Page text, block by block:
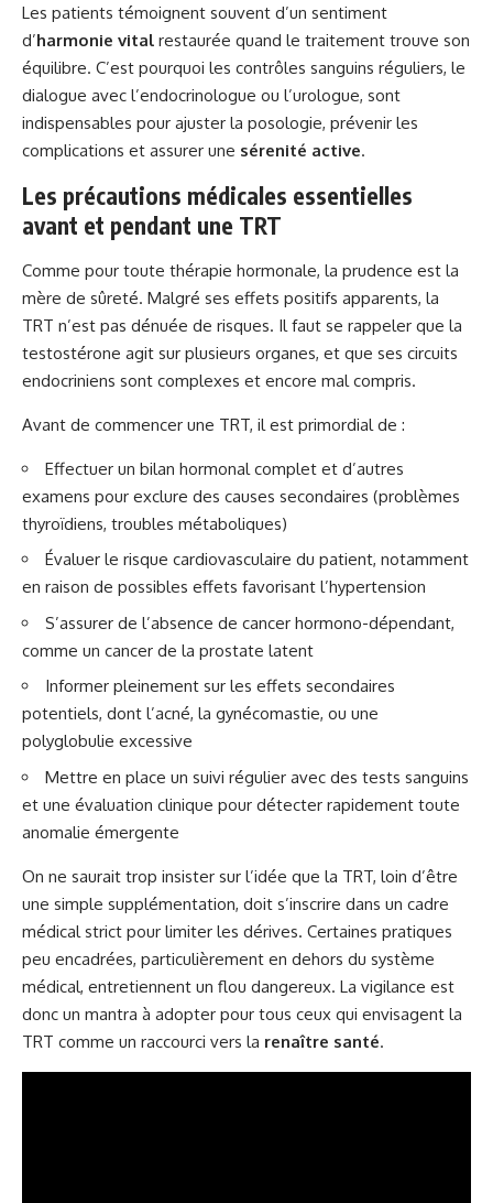
Les patients témoignent souvent d’un sentiment
d’harmonie vital restaurée quand le traitement trouve son
équilibre. C’est pourquoi les contrôles sanguins réguliers, le
dialogue avec l’endocrinologue ou l’urologue, sont
indispensables pour ajuster la posologie, prévenir les
complications et assurer une sérenité active.
Les précautions médicales essentielles
avant et pendant une TRT
Comme pour toute thérapie hormonale, la prudence est la
mère de sûreté. Malgré ses effets positifs apparents, la
TRT n’est pas dénuée de risques. Il faut se rappeler que la
testostérone agit sur plusieurs organes, et que ses circuits
endocriniens sont complexes et encore mal compris.
Avant de commencer une TRT, il est primordial de :
Effectuer un bilan hormonal complet et d’autres
examens pour exclure des causes secondaires (problèmes
thyroïdiens, troubles métaboliques)
Évaluer le risque cardiovasculaire du patient, notamment
en raison de possibles effets favorisant l’hypertension
S’assurer de l’absence de cancer hormono-dépendant,
comme un cancer de la prostate latent
Informer pleinement sur les effets secondaires
potentiels, dont l’acné, la gynécomastie, ou une
polyglobulie excessive
Mettre en place un suivi régulier avec des tests sanguins
et une évaluation clinique pour détecter rapidement toute
anomalie émergente
On ne saurait trop insister sur l’idée que la TRT, loin d’être
une simple supplémentation, doit s’inscrire dans un cadre
médical strict pour limiter les dérives. Certaines pratiques
peu encadrées, particulièrement en dehors du système
médical, entretiennent un flou dangereux. La vigilance est
donc un mantra à adopter pour tous ceux qui envisagent la
TRT comme un raccourci vers la renaître santé.